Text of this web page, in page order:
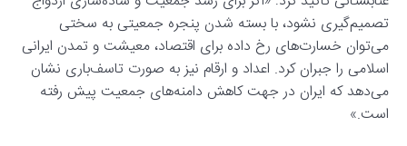
تصمیم‌گیری نشود، با بسته شدن پنجره جمعیتی به سختی
می‌توان خسارت‌های رخ داده برای اقتصاد، معیشت و تمدن ایرانی
اسلامی را جبران کرد. اعداد و ارقام نیز به صورت تاسف‌باری نشان
می‌دهد که ایران در جهت کاهش دامنه‌های جمعیت پیش رفته
است.»